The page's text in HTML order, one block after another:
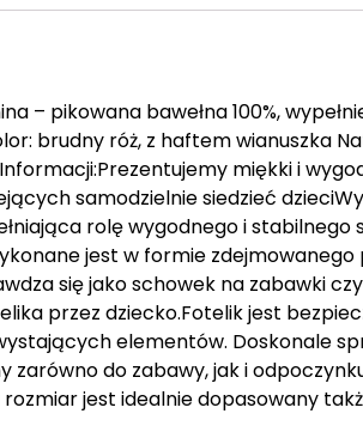
– pikowana bawełna 100%,
brudny róż, z haftem wianuszka
miękki i
samodzielnie siedzieć
rolę wygodnego i stabilnego
jest w formie
się jako schowek na zabawki
przez dziecko.Fotelik jest
elementów. Doskonale
zarówno do zabawy, jak i
rozmiar jest idealnie dopasowany